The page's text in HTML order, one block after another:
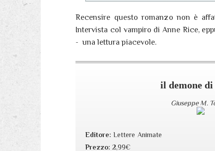
Recensire questo romanzo non è
Intervista col vampiro di Anne Rice,
- una lettura piacevole.
il demone di
Giuseppe M.
Editore:Lettere Animate
Prezzo:2,99€